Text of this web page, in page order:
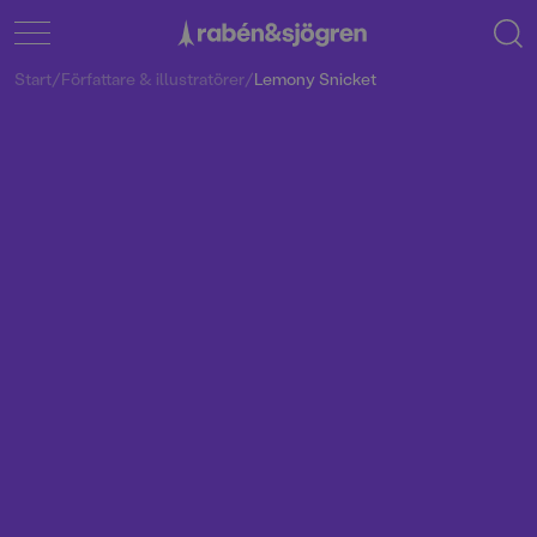
Start/Författare & illustratörer/Lemony Snicket